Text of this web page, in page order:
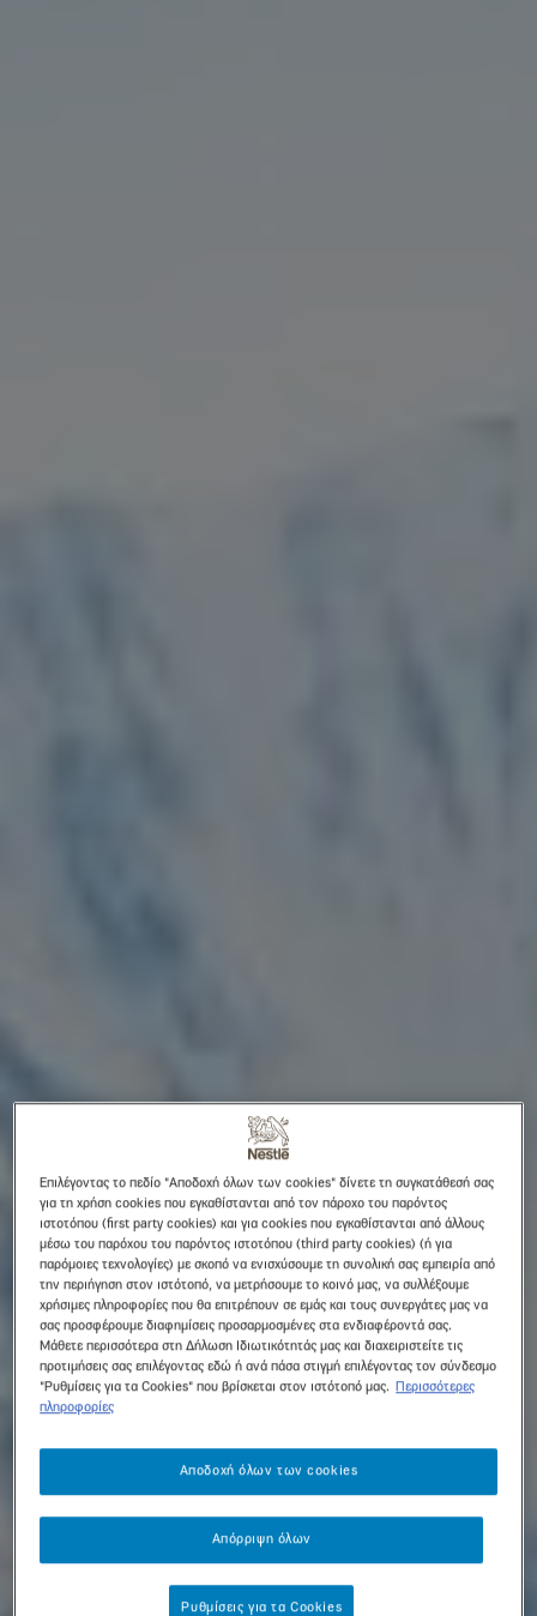
Επιλέγοντας το πεδίο "Αποδοχή όλων των cookies" δίνετε τη συγκατάθεσή σας
για τη χρήση cookies που εγκαθίστανται από τον πάροχο του παρόντος
ιστοτόπου (first party cookies) και για cookies που εγκαθίστανται από άλλους
μέσω του παρόχου του παρόντος ιστοτόπου (third party cookies) (ή για
παρόμοιες τεχνολογίες) με σκοπό να ενισχύσουμε τη συνολική σας εμπειρία από
την περιήγηση στον ιστότοπό, να μετρήσουμε το κοινό μας, να συλλέξουμε
χρήσιμες πληροφορίες που θα επιτρέπουν σε εμάς και τους συνεργάτες μας να
σας προσφέρουμε διαφημίσεις προσαρμοσμένες στα ενδιαφέροντά σας.
Μάθετε περισσότερα στη Δήλωση Ιδιωτικότητάς μας και διαχειριστείτε τις
προτιμήσεις σας επιλέγοντας εδώ ή ανά πάσα στιγμή επιλέγοντας τον σύνδεσμο
"Ρυθμίσεις για τα Cookies" που βρίσκεται στον ιστότοπό μας.
Περισσότερες
πληροφορίες
Απόρριψη όλων
Αποδοχή όλων των cookies
Ρυθμίσεις για τα Cookies